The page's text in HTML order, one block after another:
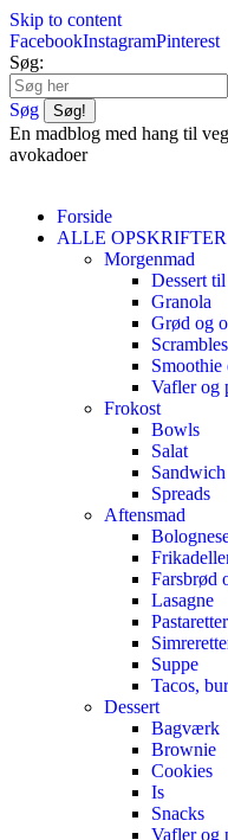
Skip to content
FacebookInstagramPinterest
Søg:
Søg
En madblog med hang til
avokadoer
Forside
ALLE OPSKRIFTER
Morgenmad
Dessert
Granola
Grød og
Scrambles
Vafler og
Frokost
Bowls
Salat
Sandwich
Spreads
Aftensmad
Farsbrød
Lasagne
Pastaretter
Suppe
Tacos,
Dessert
Bagværk
Brownie
Cookies
Is
Snacks
Vafler og